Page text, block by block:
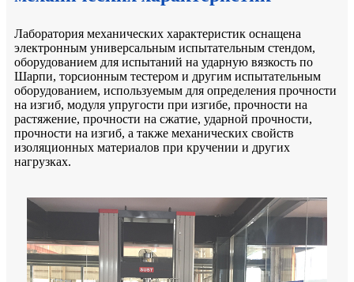
Лаборатория механических характеристик оснащена
электронным универсальным испытательным стендом,
оборудованием для испытаний на ударную вязкость по
Шарпи, торсионным тестером и другим испытательным
оборудованием, используемым для определения прочности
на изгиб, модуля упругости при изгибе, прочности на
растяжение, прочности на сжатие, ударной прочности,
прочности на изгиб, а также механических свойств
изоляционных материалов при кручении и других
нагрузках.